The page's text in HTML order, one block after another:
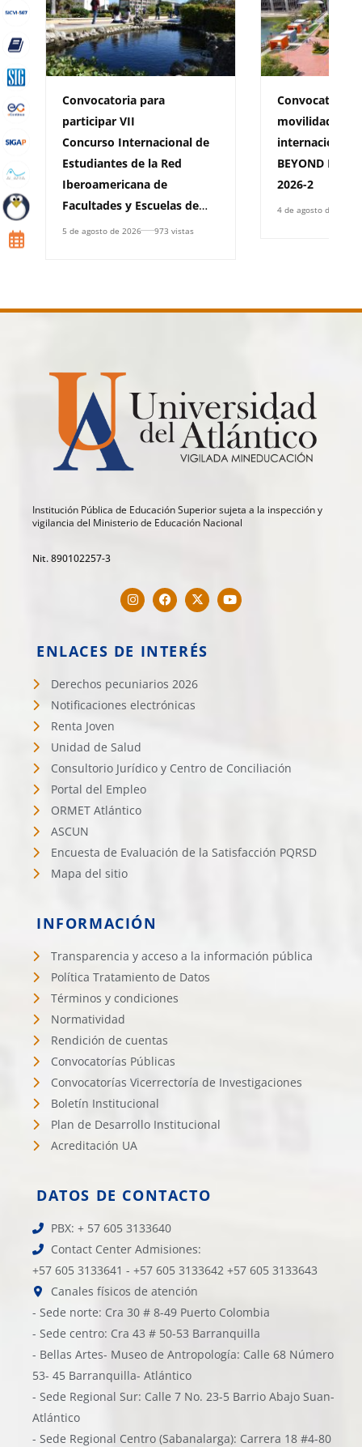
Convocatoria para
participar VII
Concurso Internacional de
Estudiantes de la Red
Iberoamericana de
Facultades y Escuelas de
Derecho, (RIFED)
5 de agosto de 2026 973 vistas
Convocatoria
movilidad
internacional –
BEYOND
2026-2
4 de agosto de 2026
Institución Pública de Educación Superior sujeta a la inspección y
vigilancia del Ministerio de Educación Nacional
Nit. 890102257-3
ENLACES DE INTERÉS
Derechos pecuniarios 2026
Notificaciones electrónicas
Renta Joven
Unidad de Salud
Consultorio Jurídico y Centro de Conciliación
Portal del Empleo
ORMET Atlántico
ASCUN
Encuesta de Evaluación de la Satisfacción PQRSD
Mapa del sitio
INFORMACIÓN
Transparencia y acceso a la información pública
Política Tratamiento de Datos
Términos y condiciones
Normatividad
Rendición de cuentas
Convocatorías Públicas
Convocatorías Vicerrectoría de Investigaciones
Boletín Institucional
Plan de Desarrollo Institucional
Acreditación UA
DATOS DE CONTACTO
PBX: + 57 605 3133640
Contact Center Admisiones:
+57 605 3133641 - +57 605 3133642 +57 605 3133643
Canales físicos de atención
- Sede norte: Cra 30 # 8-49 Puerto Colombia
- Sede centro: Cra 43 # 50-53 Barranquilla
- Bellas Artes- Museo de Antropología: Calle 68 Número
53- 45 Barranquilla- Atlántico
- Sede Regional Sur: Calle 7 No. 23-5 Barrio Abajo Suan-
Atlántico
- Sede Regional Centro (Sabanalarga): Carrera 18 #4-80